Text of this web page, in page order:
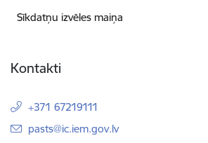
Sīkdatņu izvēles maiņa
Kontakti
+371 67219111
E-pasts:
pasts@ic.iem.gov.lv